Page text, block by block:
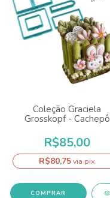
Coleção Graciela
Grosskopf - Cachepô
R$85,00
R$80,75via pix
COMPRAR